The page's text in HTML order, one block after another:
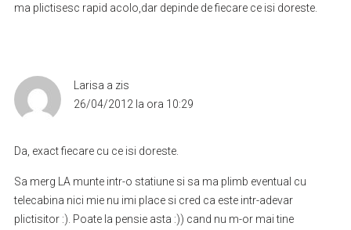
ma plictisesc rapid acolo,dar depinde de fiecare ce isi doreste.
Larisa a zis
26/04/2012 la ora 10:29
Da, exact fiecare cu ce isi doreste.
Sa merg LA munte intr-o statiune si sa ma plimb eventual cu
telecabina nici mie nu imi place si cred ca este intr-adevar
plictisitor :). Poate la pensie asta :)) cand nu m-or mai tine